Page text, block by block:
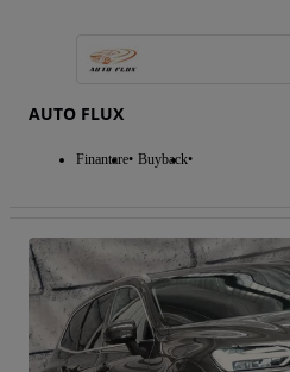
AUTO FLUX
Finantare Buyback